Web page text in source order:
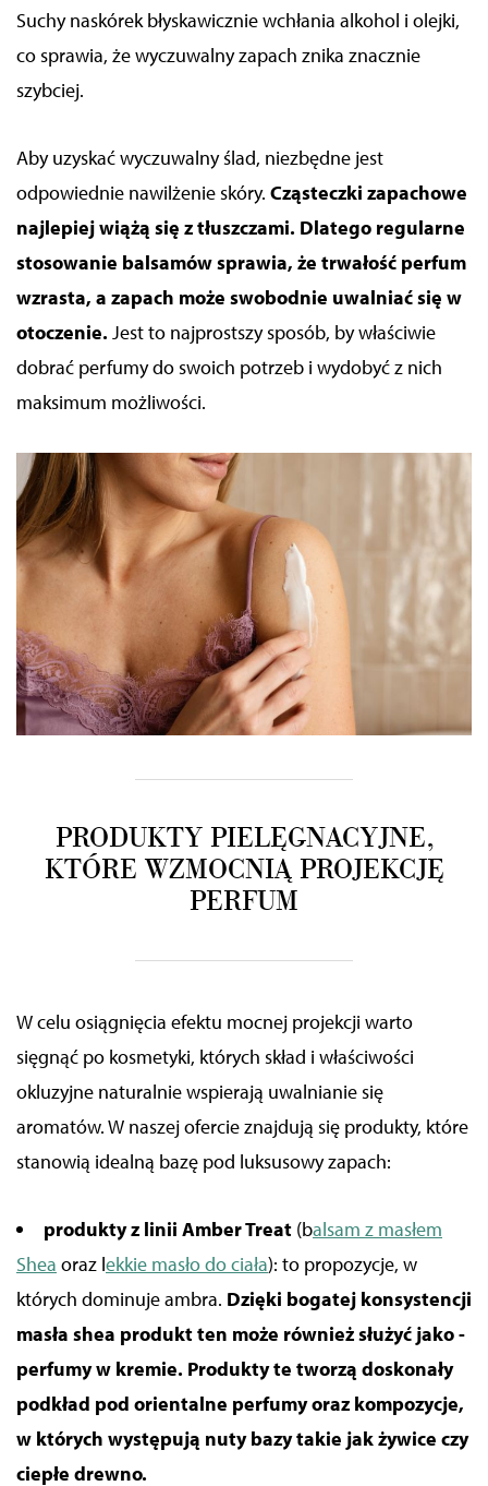
Suchy naskórek błyskawicznie wchłania alkohol i olejki,
co sprawia, żewyczuwalny zapach znika znacznie
szybciej.
Aby uzyskaćwyczuwalny ślad, niezbędne jest
odpowiednie nawilżenie skóry. Cząsteczki zapachowe
najlepiej wiążą się z tłuszczami. Dlatego regularne
stosowanie balsamów sprawia, że trwałość perfum
wzrasta, a zapach może swobodnie uwalniać się w
otoczenie. Jest to najprostszy sposób, by właściwie
dobrać perfumydo swoich potrzeb i wydobyć z nich
maksimum możliwości.
PRODUKTY PIELĘGNACYJNE,
KTÓRE WZMOCNIĄ PROJEKCJĘ
PERFUM
W celu osiągnięcia efektu mocnej projekcji warto
sięgnąć po kosmetyki, których skład i właściwości
okluzyjne naturalnie wspierają uwalnianie się
aromatów. W naszej ofercie znajdują się produkty, które
stanowią idealną bazę pod luksusowy zapach:
produkty z linii Amber Treat (balsam z masłem
Shea oraz lekkie masło do ciała): to propozycje, w
których dominuje ambra. Dzięki bogatej konsystencji
masła shea produkt ten może również służyć jako -
perfumy w kremie. Produkty te tworzą doskonały
podkład pod orientalne perfumy oraz kompozycje,
w których występują nuty bazy takie jak żywice czy
ciepłe drewno.